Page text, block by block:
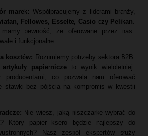
marek: Współpracujemy z liderami branży,
Fellowes, Esselte, Casio czy Pelikan
pewność,
że oferowane przez nas
i funkcjonalne.
kosztów: Rozumiemy potrzeby sektora B2B.
artykuły papierniczeto wynik wieloletniej
producentami,
co pozwala nam oferować
stawki bez pójścia na kompromis w kwestii
Nie wiesz,
jaką niszczarkę wybrać do
Który papier ksero będzie najlepszy do
Nasz zespół ekspertów służy